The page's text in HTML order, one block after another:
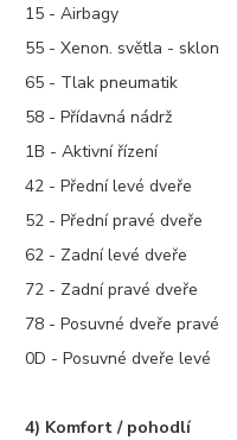
15 - Airbagy
55 - Xenon. světla - sklon
65 - Tlak pneumatik
58 - Přídavná nádrž
1B - Aktivní řízení
42 - Přední levé dveře
52 - Přední pravé dveře
62 - Zadní levé dveře
72 - Zadní pravé dveře
78 - Posuvné dveře pravé
0D - Posuvné dveře levé
4) Komfort / pohodlí